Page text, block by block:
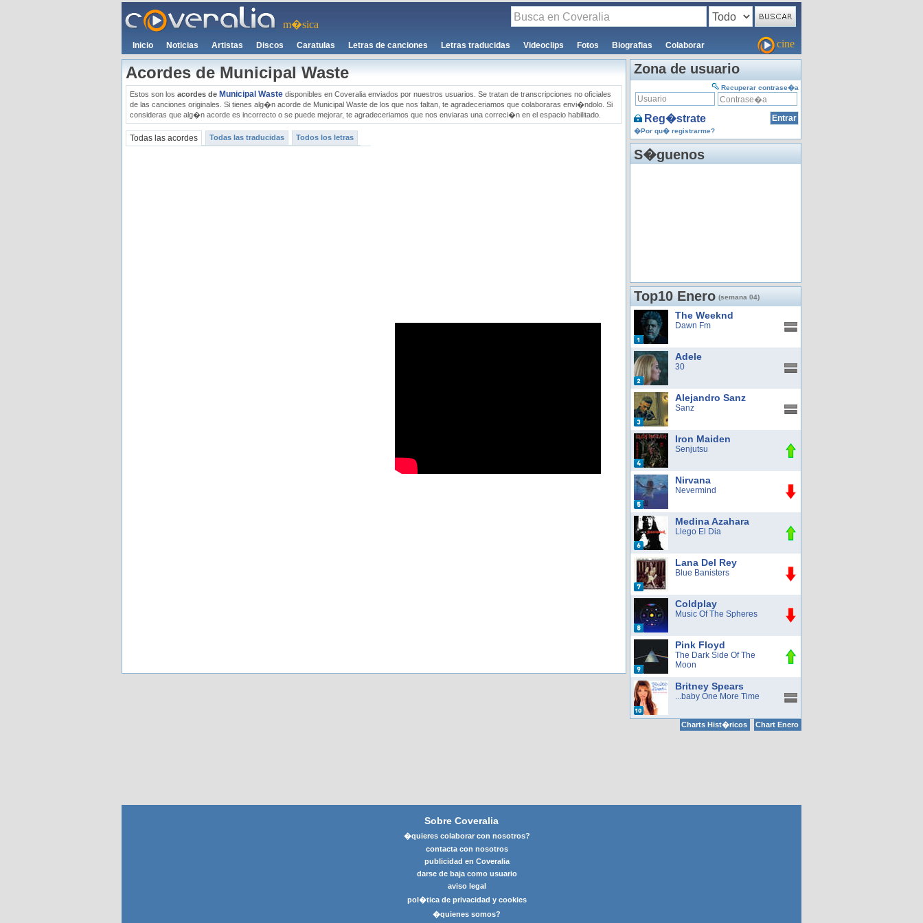
m�sica
Inicio Noticias Artistas Discos Caratulas Letras de canciones Letras traducidas Videoclips Fotos Biografias Colaborar cine
Acordes de Municipal Waste
Estos son los acordes de Municipal Waste disponibles en Coveralia enviados por nuestros usuarios. Se tratan de transcripciones no oficiales
de las canciones originales. Si tienes alg�n acorde de Municipal Waste de los que nos faltan, te agradeceriamos que colaboraras envi�ndolo. Si
consideras que alg�n acorde es incorrecto o se puede mejorar, te agradeceriamos que nos enviaras una correci�n en el espacio habilitado.
Todas las acordes Todas las traducidas Todos los letras
Zona de usuario
Recuperar contrase�a
Reg�strate
�Por qu� registrarme?
S�guenos
Top10 Enero (semana 04)
The Weeknd
Dawn Fm
Adele
30
Alejandro Sanz
Sanz
Iron Maiden
Senjutsu
Nirvana
Nevermind
Medina Azahara
Llego El Dia
Lana Del Rey
Blue Banisters
Coldplay
Music Of The Spheres
Pink Floyd
The Dark Side Of The
Moon
Britney Spears
...baby One More Time
Charts Hist�ricos Chart Enero
Sobre Coveralia
�quieres colaborar con nosotros?
contacta con nosotros
publicidad en Coveralia
darse de baja como usuario
aviso legal
pol�tica de privacidad y cookies
�quienes somos?